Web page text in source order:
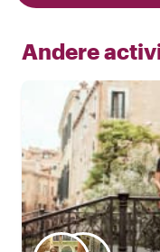
Andere